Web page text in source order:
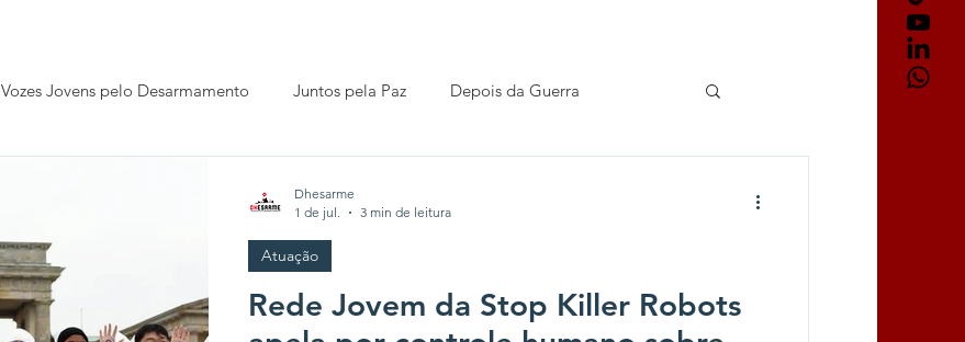
Vozes Jovens pelo Desarmamento Juntos pela Paz Depois da Guerra
Rede Jovem da Stop Killer Robots
Atuação
Dhesarme
1 de jul.
3 min de leitura